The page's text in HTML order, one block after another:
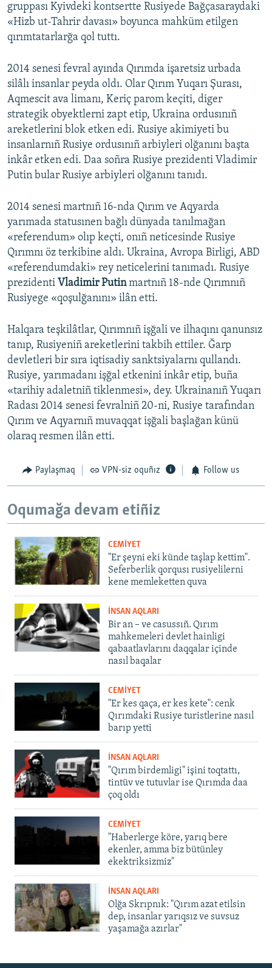
gruppası Kyivdeki kontsertte Rusiyede Bağçasaraydaki
«Hizb ut-Tahrir davası» boyunca mahküm etilgen
qırımtatarlarğa qol tuttı.
2014 senesi fevral ayında Qırımda işaretsiz urbada
silâlı insanlar peyda oldı. Olar Qırım Yuqarı Şurası,
Aqmescit ava limanı, Keriç parom keçiti, diger
strategik obyektlerni zapt etip, Ukraina ordusınıñ
areketlerini blok etken edi. Rusiye akimiyeti bu
insanlarnıñ Rusiye ordusınıñ arbiyleri olğanını başta
inkâr etken edi. Daa soñra Rusiye prezidenti Vladimir
Putin bular Rusiye arbiyleri olğanını tanıdı.
2014 senesi martnıñ 16-nda Qırım ve Aqyarda
yarımada statusınen bağlı dünyada tanılmağan
«referendum» olıp keçti, onıñ neticesinde Rusiye
Qırımnı öz terkibine aldı. Ukraina, Avropa Birligi, ABD
«referendumdaki» rey neticelerini tanımadı. Rusiye
prezidenti Vladimir Putinmartnıñ 18-nde Qırımnıñ
Rusiyege «qoşulğanını» ilân etti.
Halqara teşkilâtlar, Qırımnıñ işğali ve ilhaqını qanunsız
tanıp, Rusiyeniñ areketlerini takbih ettiler. Ğarp
devletleri bir sıra iqtisadiy sanktsiyalarnı qullandı.
Rusiye, yarımadanı işğal etkenini inkâr etip, buña
«tarihiy adaletniñ tiklenmesi», dey. Ukrainanıñ Yuqarı
Radası 2014 senesi fevralniñ 20-ni, Rusiye tarafından
Qırım ve Aqyarnıñ muvaqqat işğali başlağan künü
olaraq resmen ilân etti.
Paylaşmaq VPN-siz oquñız Follow us
Oqumağa devam etiñiz
CEMİYET
"Er şeyni eki künde taşlap kettim".
Seferberlik qorqusı rusiyelilerni
kene memleketten quva
İNSAN AQLARI
Bir an – ve casussıñ. Qırım
mahkemeleri devlet hainligi
qabaatlavlarını daqqalar içinde
nasıl baqalar
CEMİYET
"Er kes qaça, er kes kete": cenk
Qırımdaki Rusiye turistlerine nasıl
barıp yetti
İNSAN AQLARI
"Qırım birdemligi" işini toqtattı,
tintüv ve tutuvlar ise Qırımda daa
çoq oldı
CEMİYET
"Haberlerge köre, yarıq bere
ekenler, amma biz bütünley
ekektriksizmiz"
İNSAN AQLARI
Olğa Skrıpnık: "Qırım azat etilsin
dep, insanlar yarıqsız ve suvsuz
yaşamağa azırlar"